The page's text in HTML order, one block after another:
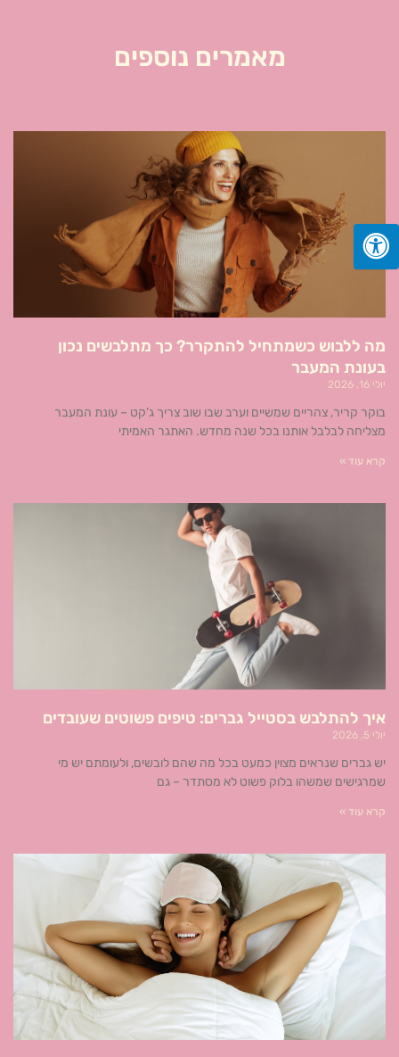
מאמרים נוספים
מה ללבוש כשמתחיל להתקרר? כך מתלבשים נכון
בעונת המעבר
יולי 16, 2026
בוקר קריר, צהריים שמשיים וערב שבו שוב צריך ג’קט – עונת המעבר
מצליחה לבלבל אותנו בכל שנה מחדש. האתגר האמיתי
קרא עוד »
איך להתלבש בסטייל גברים: טיפים פשוטים שעובדים
יולי 5, 2026
יש גברים שנראים מצוין כמעט בכל מה שהם לובשים, ולעומתם יש מי
שמרגישים שמשהו בלוק פשוט לא מסתדר – גם
קרא עוד »